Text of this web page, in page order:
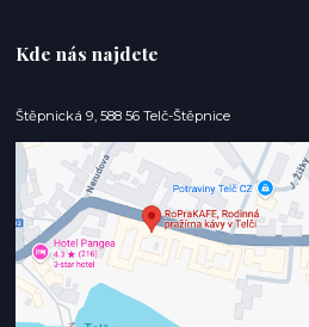
Kde nás najdete
Štěpnická 9, 588 56 Telč-Štěpnice